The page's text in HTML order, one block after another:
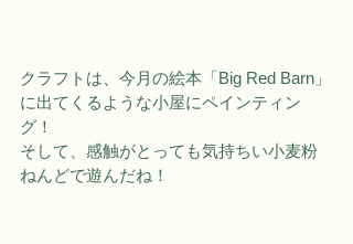
クラフトは、今月の絵本「Big Red Barn 」
に出てくるような小屋にペインティン
グ！
そして、感触がとっても気持ちい小麦粉
ねんどで遊んだね！